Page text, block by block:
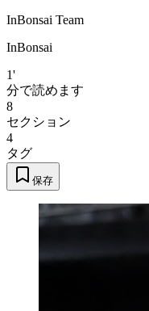
InBonsai Team
InBonsai
1'
分で読めます
8
セクション
4
タグ
保存